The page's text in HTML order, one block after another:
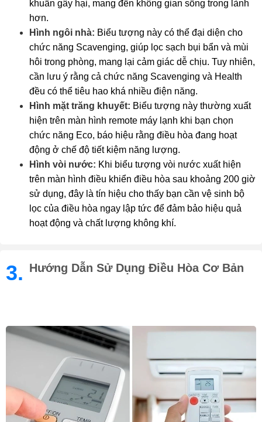
khuẩn gây hại, mang đến không gian sống trong lành
hơn.
Hình ngôi nhà: Biểu tượng này có thể đại diện cho
chức năng Scavenging, giúp lọc sạch bụi bẩn và mùi
hôi trong phòng, mang lại cảm giác dễ chịu. Tuy nhiên,
cần lưu ý rằng cả chức năng Scavenging và Health
đều có thể tiêu hao khá nhiều điện năng.
Hình mặt trăng khuyết: Biểu tượng này thường xuất
hiện trên màn hình remote máy lạnh khi bạn chọn
chức năng Eco, báo hiệu rằng điều hòa đang hoạt
động ở chế độ tiết kiệm năng lượng.
Hình vòi nước: Khi biểu tượng vòi nước xuất hiện
trên màn hình điều khiển điều hòa sau khoảng 200 giờ
sử dụng, đây là tín hiệu cho thấy bạn cần vệ sinh bộ
lọc của điều hòa ngay lập tức để đảm bảo hiệu quả
hoạt động và chất lượng không khí.
3. Hướng Dẫn Sử Dụng Điều Hòa Cơ Bản